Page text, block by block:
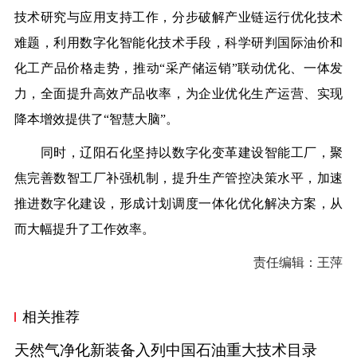
技术研究与应用支持工作，分步破解产业链运行优化技术
难题，利用数字化智能化技术手段，科学研判国际油价和
化工产品价格走势，推动“采产储运销”联动优化、一体发
力，全面提升高效产品收率，为企业优化生产运营、实现
降本增效提供了“智慧大脑”。
同时，辽阳石化坚持以数字化变革建设智能工厂，聚
焦完善数智工厂补强机制，提升生产管控决策水平，加速
推进数字化建设，形成计划调度一体化优化解决方案，从
而大幅提升了工作效率。
责任编辑：王萍
相关推荐
天然气净化新装备入列中国石油重大技术目录